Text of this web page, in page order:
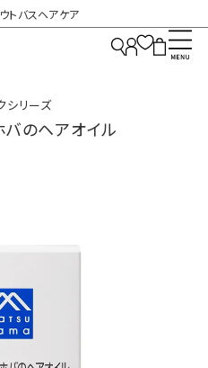
トバスヘアケア
シリーズ
バのヘアオイル